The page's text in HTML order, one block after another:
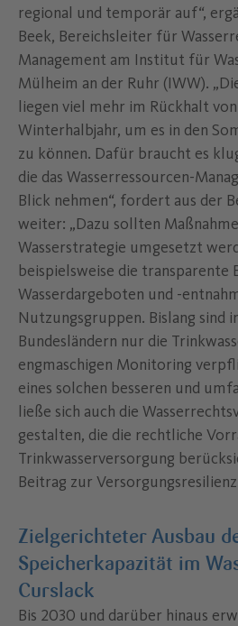
regional und temporär auf“,
Beek, Bereichsleiter für
Management am Institut für
Mülheim an der Ruhr (IWW).
liegen viel mehr im Rückhalt
Winterhalbjahr, um es in den
zu können. Dafür braucht es
die das Wasserressourcen-
Blick nehmen“, fordert aus der
weiter: „Dazu sollten
Wasserstrategie umgesetzt
beispielsweise die transparente
Wasserdargeboten und -
Nutzungsgruppen. Bislang sind
Bundesländern nur die
engmaschigen Monitoring
eines solchen besseren und
ließe sich auch die
gestalten, die die rechtliche
Trinkwasserversorgung
Beitrag zur
Zielgerichteter Ausbau
Speicherkapazität im
Curslack
Bis 2030 und darüber hinaus